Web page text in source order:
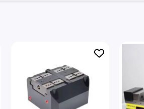
thời gian setup và tăng số lượng chi
(pneumatic-hydraulic booster), giúp tạo